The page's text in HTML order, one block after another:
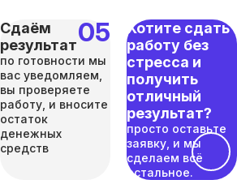
Сдаём
результат
по готовности мы
вас уведомляем,
вы проверяете
работу, и вносите
остаток
денежных
средств
Хотите сдать
работу без
стресса и
получить
отличный
результат?
просто оставьте
заявку, и мы
сделаем всё
остальное.